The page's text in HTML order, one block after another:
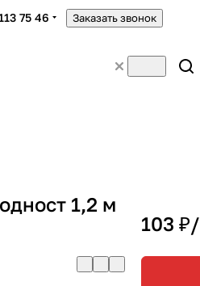
75 46 Заказать звонок
1,2 м
103 ₽/